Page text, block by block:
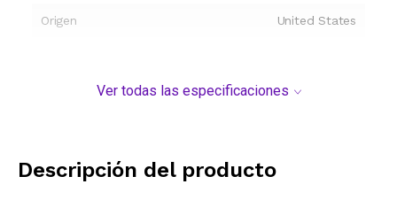
Origen United States
Ver todas las especificaciones
Descripción del producto